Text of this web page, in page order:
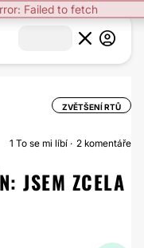
Failed to fetch
ZVĚTŠENÍ RTŮ
1 To se mi líbí 2 komentáře
JSEM ZCELA